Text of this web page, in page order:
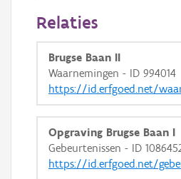
Relaties
Brugse Baan II
Waarnemingen - ID 994014
https://id.erfgoed.net/
Opgraving Brugse Baan I
Gebeurtenissen - ID
https://id.erfgoed.net/